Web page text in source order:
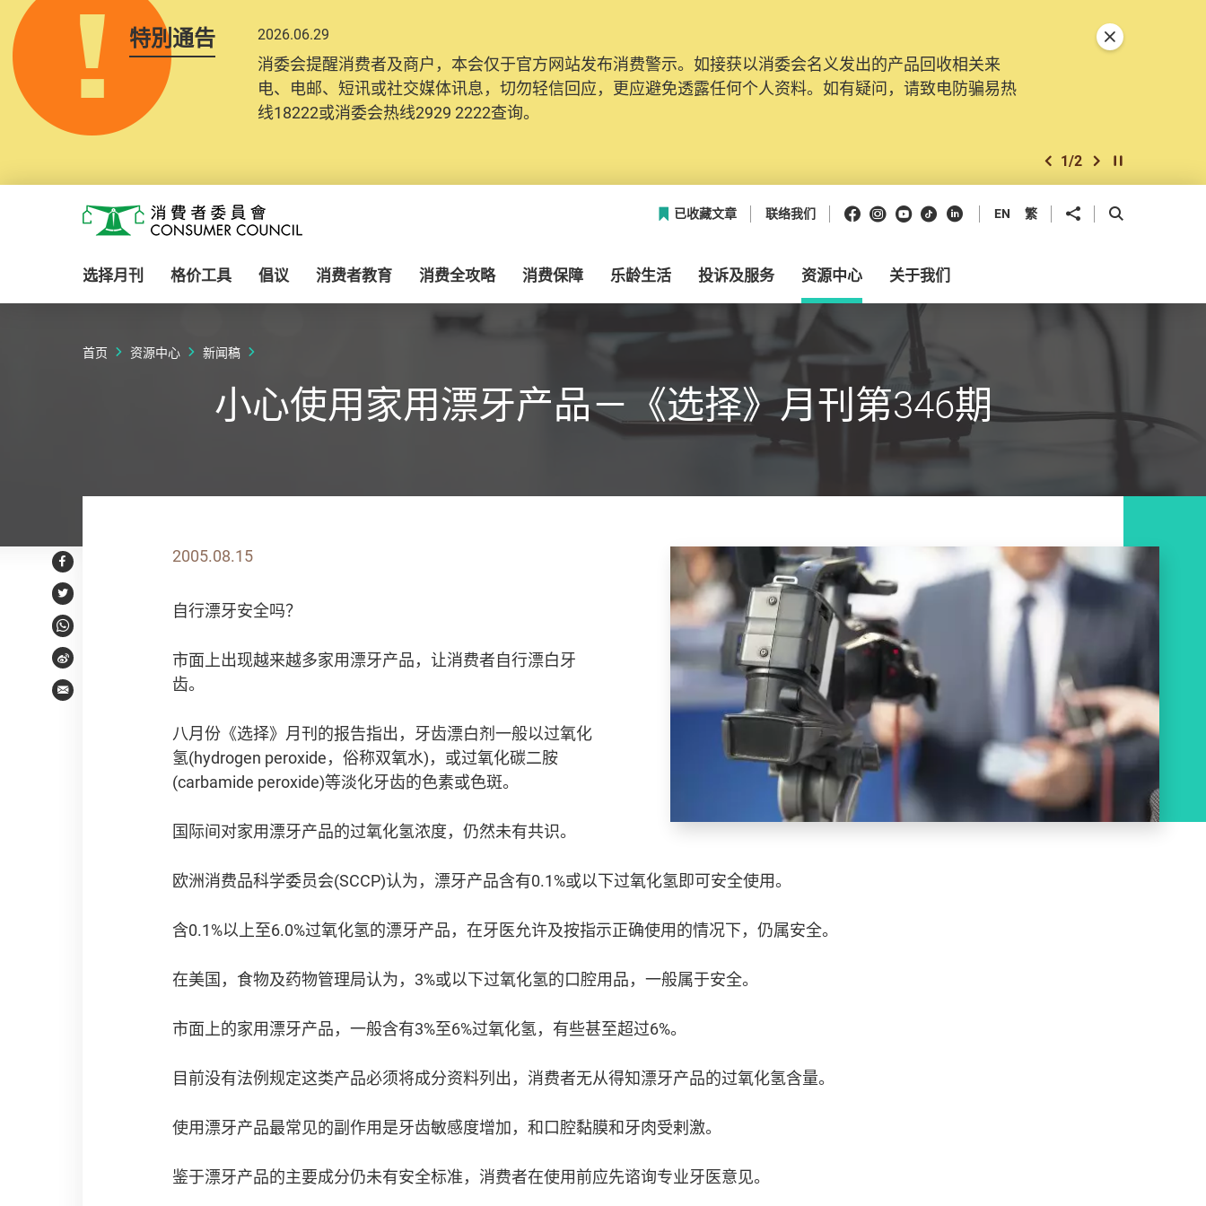
特別通告 2026.06.29
消委会提醒消费者及商户，本会仅于官方网站发布消费警示。如接获以消委会名义发出的产品回收相关来
电、电邮、短讯或社交媒体讯息，切勿轻信回应，更应避免透露任何个人资料。如有疑问，请致电防骗易热
线18222或消委会热线2929 2222查询。
上一个
1/2 下一个开始/暂停幻灯
关闭特別通告
消费者委员会
已收藏文章 联络我们 Facebook
Instagram
Youtube
抖音领英 EN 繁 分享到 开启搜寻框
选择月刊 格价工具 倡议 消费者教育 消费全攻略 消费保障 乐龄生活 投诉及服务 资源中心 关于我们
首页 资源中心 新闻稿
小心使用家用漂牙产品－《选择》月刊第346期
Facebook
Twitter
WhatsApp
Weibo
Email
2005.08.15
自行漂牙安全吗？
市面上出现越来越多家用漂牙产品，让消费者自行漂白牙
齿。
八月份《选择》月刊的报告指出，牙齿漂白剂一般以过氧化
氢(hydrogen peroxide，俗称双氧水)，或过氧化碳二胺
(carbamide peroxide)等淡化牙齿的色素或色斑。
国际间对家用漂牙产品的过氧化氢浓度，仍然未有共识。
欧洲消费品科学委员会(SCCP)认为，漂牙产品含有0.1%或以下过氧化氢即可安全使用。
含0.1%以上至6.0%过氧化氢的漂牙产品，在牙医允许及按指示正确使用的情况下，仍属安全。
在美国，食物及药物管理局认为，3%或以下过氧化氢的口腔用品，一般属于安全。
市面上的家用漂牙产品，一般含有3%至6%过氧化氢，有些甚至超过6%。
目前没有法例规定这类产品必须将成分资料列出，消费者无从得知漂牙产品的过氧化氢含量。
使用漂牙产品最常见的副作用是牙齿敏感度增加，和口腔黏膜和牙肉受剌激。
鉴于漂牙产品的主要成分仍未有安全标准，消费者在使用前应先谘询专业牙医意见。